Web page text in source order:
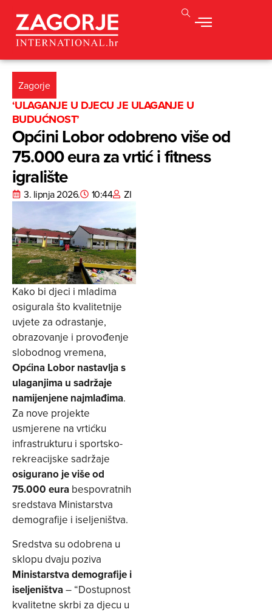
Zagorje
‘ULAGANJE U DJECU JE ULAGANJE U
BUDUĆNOST’
Općini Lobor odobreno više od
75.000 eura za vrtić i fitness
igralište
3. lipnja 2026. 10:44 ZI
Kako bi djeci i mladima
osigurala što kvalitetnije
uvjete za odrastanje,
obrazovanje i provođenje
slobodnog vremena,
Općina Lobor nastavlja s
ulaganjima u sadržaje
namijenjene najmlađima.
Za nove projekte
usmjerene na vrtićku
infrastrukturu i sportsko-
rekreacijske sadržaje
osigurano je više od
75.000 eura bespovratnih
sredstava Ministarstva
demografije i iseljeništva.
Sredstva su odobrena u
sklopu dvaju poziva
Ministarstva demografije i
iseljeništva– “Dostupnost
kvalitetne skrbi za djecu u